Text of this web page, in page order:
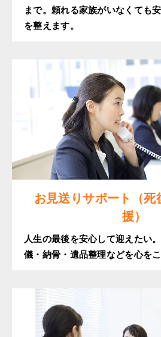
まで。頼れる家族がいなくても
を整えます。
お見送りサポート（
援）
人生の最後を安心して迎えたい
儀・納骨・遺品整理などを心を